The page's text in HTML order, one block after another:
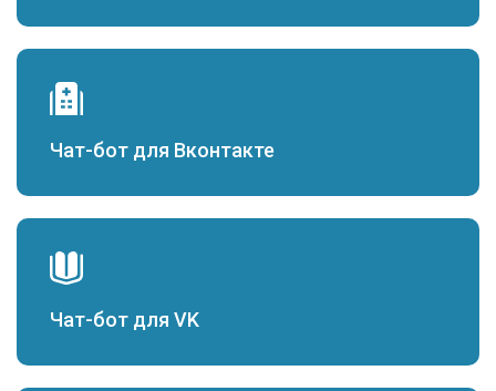
Чат-бот для Вконтакте
Чат-бот для VK